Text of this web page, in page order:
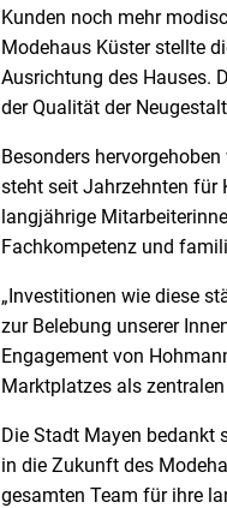
Kunden noch mehr
Modehaus Küster stellte
Ausrichtung des Hauses.
der Qualität der
Besonders
steht seit Jahrzehnten für
langjährige
Fachkompetenz und
„Investitionen wie diese
zur Belebung unserer
Engagement von
Marktplatzes als
Die Stadt Mayen bedankt
in die Zukunft des
gesamten Team für ihre